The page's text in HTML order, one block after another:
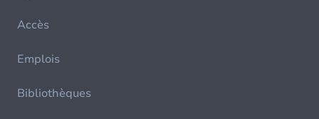
Accès
Emplois
Bibliothèques